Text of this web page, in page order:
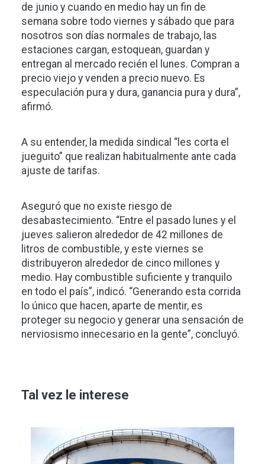
de junio y cuando en medio hay un fin de
semana sobre todo viernes y sábado que para
nosotros son días normales de trabajo, las
estaciones cargan, estoquean, guardan y
entregan al mercado recién el lunes. Compran a
precio viejo y venden a precio nuevo. Es
especulación pura y dura, ganancia pura y dura”,
afirmó.
A su entender, la medida sindical “les corta el
jueguito” que realizan habitualmente ante cada
ajuste de tarifas.
Aseguró que no existe riesgo de
desabastecimiento. “Entre el pasado lunes y el
jueves salieron alrededor de 42 millones de
litros de combustible, y este viernes se
distribuyeron alrededor de cinco millones y
medio. Hay combustible suficiente y tranquilo
en todo el país”, indicó. “Generando esta corrida
lo único que hacen, aparte de mentir, es
proteger su negocio y generar una sensación de
nerviosismo innecesario en la gente”, concluyó.
Tal vez le interese